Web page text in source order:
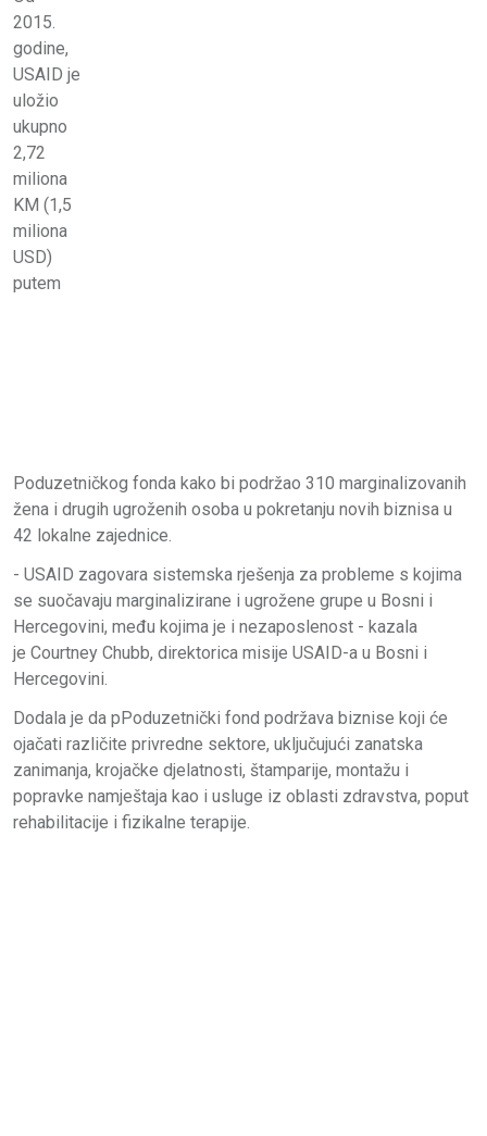
2015.
godine,
USAID je
uložio
ukupno
2,72
miliona
KM (1,5
miliona
USD)
putem
Poduzetničkog fonda kako bi podržao 310 marginalizovanih
žena i drugih ugroženih osoba u pokretanju novih biznisa u
42 lokalne zajednice.
- USAID zagovara sistemska rješenja za probleme s kojima
se suočavaju marginalizirane i ugrožene grupe u Bosni i
Hercegovini, među kojima je i nezaposlenost - kazala
je Courtney Chubb, direktorica misije USAID-a u Bosni i
Hercegovini.
Dodala je da pPoduzetnički fond podržava biznise koji će
ojačati različite privredne sektore, uključujući zanatska
zanimanja, krojačke djelatnosti, štamparije, montažu i
popravke namještaja kao i usluge iz oblasti zdravstva, poput
rehabilitacije i fizikalne terapije.